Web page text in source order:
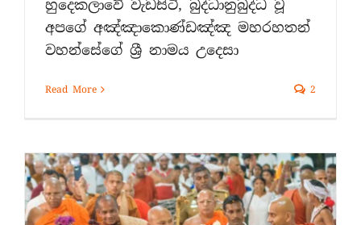
හුදෙකලාවේ වැඩසිටි, බුද්ධානුබුද්ධ වූ
අපගේ අඤ්ඤාකොණ්ඩඤ්ඤ මහරහතන්
වහන්සේගේ ශ්‍රී නාමය උදෙසා
Read More 2